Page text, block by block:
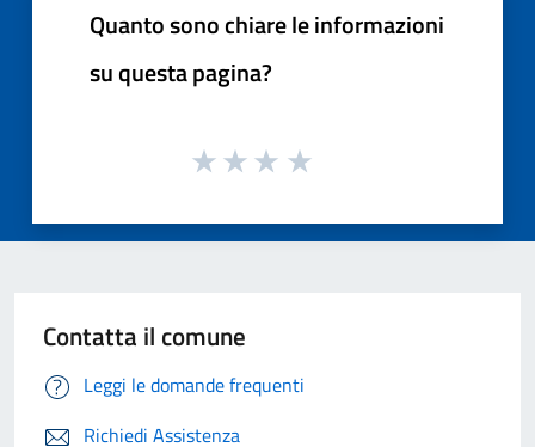
Quanto sono chiare le informazioni
su questa pagina?
Contatta il comune
Leggi le domande frequenti
Richiedi Assistenza